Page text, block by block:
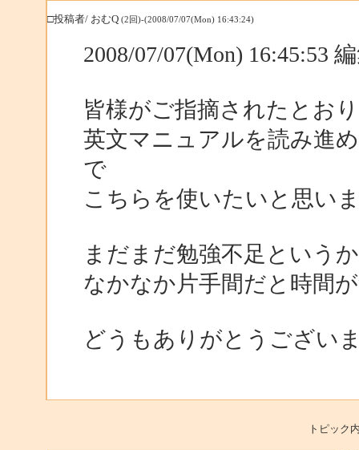
□投稿者/ おむQ (2回)-(2008/07/07(Mon) 16:43:24)
2008/07/07(Mon) 16:45:53
皆様がご指摘されたとお
英文マニュアルを読み進
で
こちらを使いたいと思い
まだまだ勉強不足という
なかなか片手間だと時間
どうもありがとうござい
トピッ